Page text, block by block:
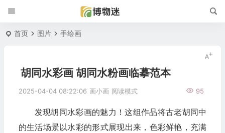
首页 图片 手绘画
胡同水彩画 胡同水粉画临摹范本
2025-04-04 08:22:06 画小画 95
阅读模式
发现胡同水彩画的魅力！这组作品将古老胡同中
的生活场景以水彩的形式展现出来，色彩鲜艳，充满